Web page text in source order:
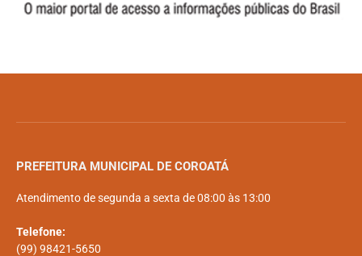
PREFEITURA MUNICIPAL DE COROATÁ
Atendimento de segunda a sexta de 08:00 às 13:00
Telefone:
(99) 98421-5650